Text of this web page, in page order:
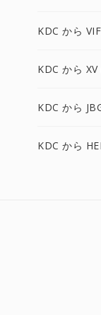
KDC から
KDC から XV
KDC から
KDC から